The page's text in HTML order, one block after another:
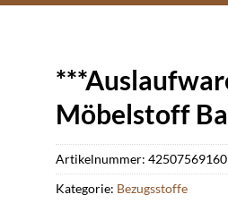
Möbelstoff
Artikelnummer:
Kategorie: Bezugsstoffe